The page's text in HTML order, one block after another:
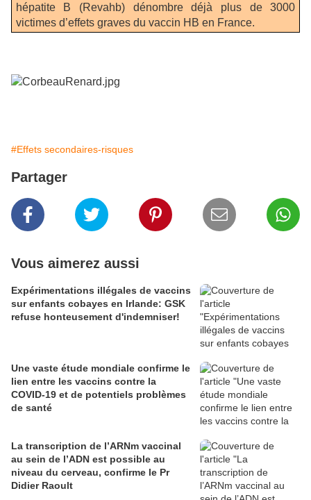
hépatite B (Revahb) dénombre déjà plus de 3000
victimes d’effets graves du vaccin HB en France.
#Effets secondaires-risques
Partager
Vous aimerez aussi
Expérimentations illégales de vaccins
sur enfants cobayes en Irlande: GSK
refuse honteusement d'indemniser!
Une vaste étude mondiale confirme le
lien entre les vaccins contre la
COVID-19 et de potentiels problèmes
de santé
La transcription de l’ARNm vaccinal
au sein de l’ADN est possible au
niveau du cerveau, confirme le Pr
Didier Raoult